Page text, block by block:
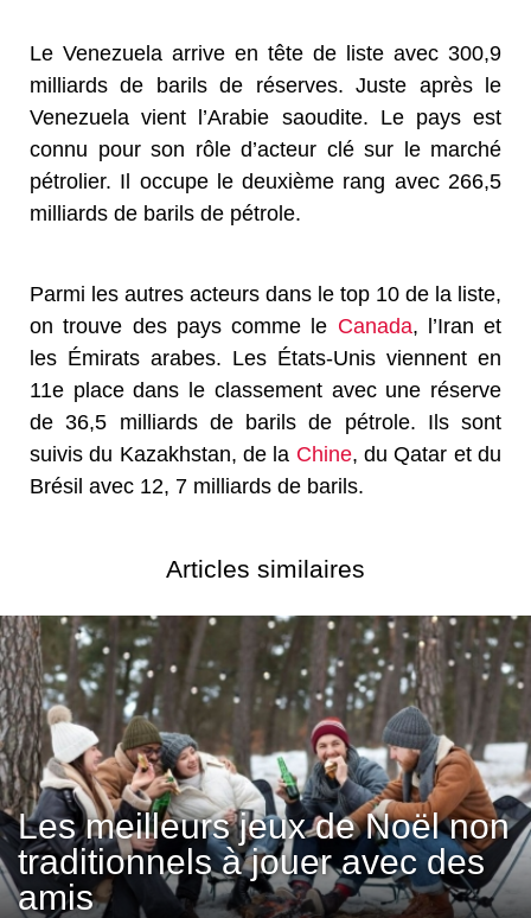
Le Venezuela arrive en tête de liste avec 300,9
milliards de barils de réserves. Juste après le
Venezuela vient l’Arabie saoudite. Le pays est
connu pour son rôle d’acteur clé sur le marché
pétrolier. Il occupe le deuxième rang avec 266,5
milliards de barils de pétrole.
Parmi les autres acteurs dans le top 10 de la liste,
on trouve des pays comme le Canada, l’Iran et
les Émirats arabes. Les États-Unis viennent en
11e place dans le classement avec une réserve
de 36,5 milliards de barils de pétrole. Ils sont
suivis du Kazakhstan, de la Chine, du Qatar et du
Brésil avec 12, 7 milliards de barils.
Articles similaires
Les meilleurs jeux de Noël non
traditionnels à jouer avec des
amis